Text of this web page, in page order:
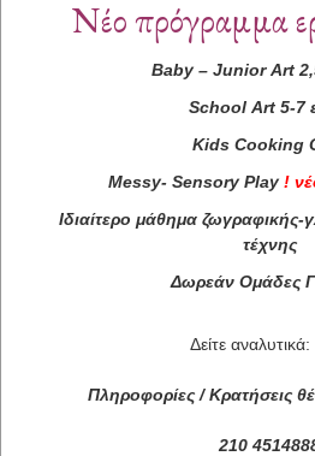
Νέο πρόγραμμα
Baby– Junior Art
School Art 5-7
Kids Cooking
Messy- Sensory Play !
Ιδιαίτερο μάθημα ζωγραφικής-
τέχνης
Δωρεάν Ομάδες
Δείτε αναλυτικά:
Πληροφορίες / Κρατήσεις
210